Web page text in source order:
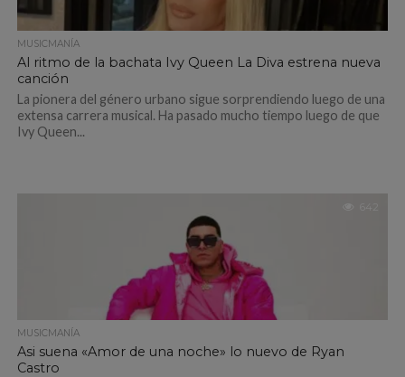
MUSICMANÍA
Al ritmo de la bachata Ivy Queen La Diva estrena nueva
canción
La pionera del género urbano sigue sorprendiendo luego de una
extensa carrera musical. Ha pasado mucho tiempo luego de que
Ivy Queen...
MUSICMANÍA
Asi suena «Amor de una noche» lo nuevo de Ryan
Castro